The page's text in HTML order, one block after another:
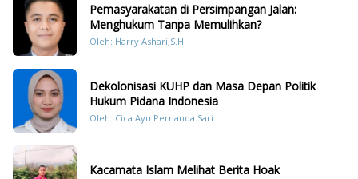
Pemasyarakatan di Persimpangan Jalan:
Menghukum Tanpa Memulihkan?
Oleh: Harry Ashari,S.H.
Dekolonisasi KUHP dan Masa Depan Politik
Hukum Pidana Indonesia
Oleh: Cica Ayu Pernanda Sari
Kacamata Islam Melihat Berita Hoak